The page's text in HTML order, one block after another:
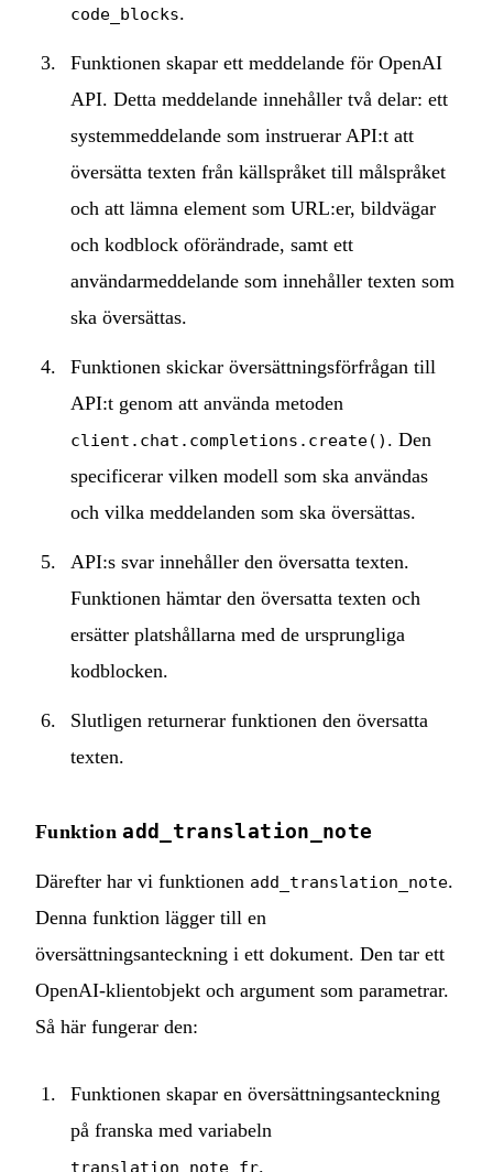
code_blocks.
Funktionen skapar ett meddelande för OpenAI
API. Detta meddelande innehåller två delar: ett
systemmeddelande som instruerar API:t att
översätta texten från källspråket till målspråket
och att lämna element som URL:er, bildvägar
och kodblock oförändrade, samt ett
användarmeddelande som innehåller texten som
ska översättas.
Funktionen skickar översättningsförfrågan till
API:t genom att använda metoden
client.chat.completions.create() . Den
specificerar vilken modell som ska användas
och vilka meddelanden som ska översättas.
API:s svar innehåller den översatta texten.
Funktionen hämtar den översatta texten och
ersätter platshållarna med de ursprungliga
kodblocken.
Slutligen returnerar funktionen den översatta
texten.
Funktionadd_translation_note
Därefter har vi funktionen add_translation_note.
Denna funktion lägger till en
översättningsanteckning i ett dokument. Den tar ett
OpenAI-klientobjekt och argument som parametrar.
Så här fungerar den:
Funktionen skapar en översättningsanteckning
på franska med variabeln
translation_note_fr.